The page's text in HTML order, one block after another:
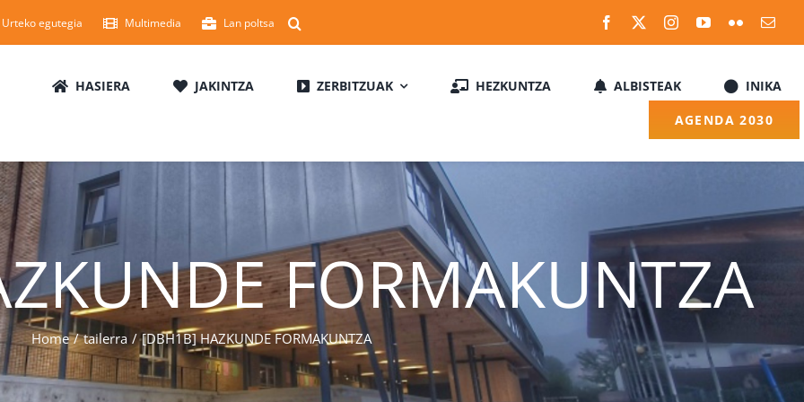
Urteko egutegia Multimedia Lan poltsa
HASIERA JAKINTZA ZERBITZUAK HEZKUNTZA ALBISTEAK
INIKA
AGENDA 2030
FORMAKUNTZA
Home tailerra [DBH1B] HAZKUNDE FORMAKUNTZA